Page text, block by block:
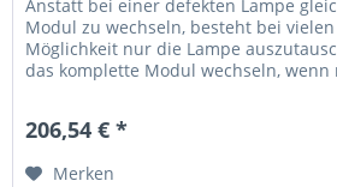
Anstatt bei einer defekten Lampe
Modul zu wechseln, besteht bei
Möglichkeit nur die Lampe
das komplette Modul wechseln,
206,54 € *
Merken